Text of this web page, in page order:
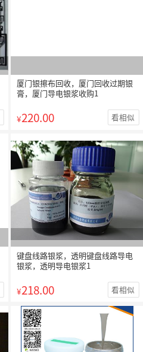
厦门银擦布回收，厦门回收过期银
膏，厦门导电银浆收购1
¥220.00 看相似
键盘线路银浆，透明键盘线路导电
银浆，透明导电银浆1
¥218.00 看相似